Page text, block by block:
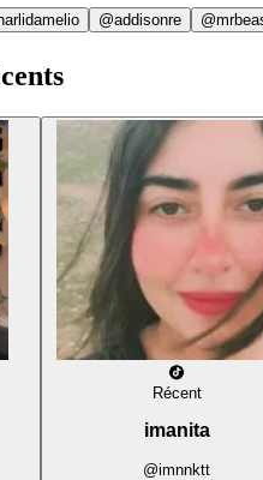
@addisonre
Récent
imanita
@imnnktt